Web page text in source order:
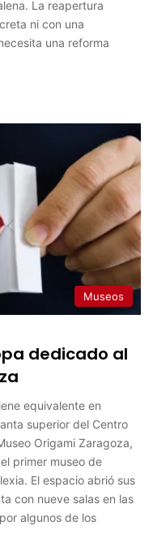
La reapertura
ni con una
una reforma
Museos
dedicado al
equivalente en
superior del Centro
Origami Zaragoza,
primer museo de
El espacio abrió sus
con nueve salas en las
algunos de los